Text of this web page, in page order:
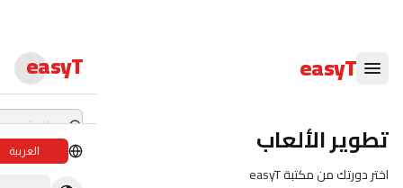
easyT
easyT
العربية تطوير الألعاب
اختر دورتك من مكتبة easyT